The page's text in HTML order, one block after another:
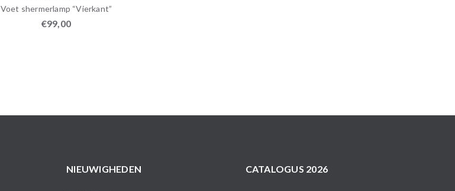
Voet shermerlamp “Vierkant”
€99,00
NIEUWIGHEDEN CATALOGUS 2026